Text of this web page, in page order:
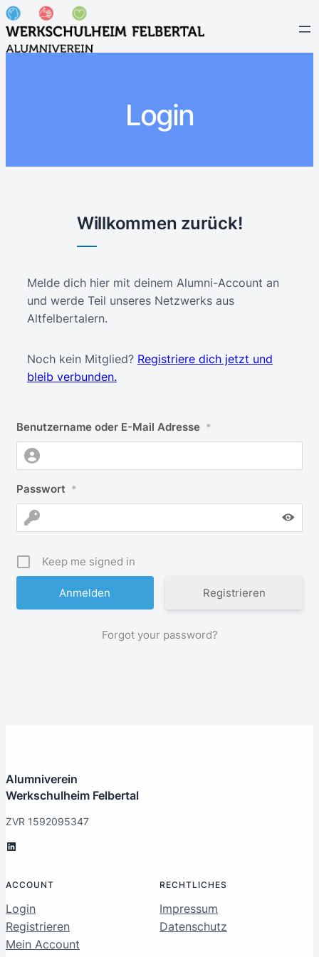
Login
Willkommen zurück!
Melde dich hier mit deinem Alumni-Account an
und werde Teil unseres Netzwerks aus
Altfelbertalern.
Noch kein Mitglied? Registriere dich jetzt und
bleib verbunden.
Benutzername oder E-Mail Adresse *
Passwort *
Keep me signed in
Registrieren
Forgot your password?
Alumniverein
Werkschulheim Felbertal
ZVR 1592095347
LinkedIn
ACCOUNT
Login
Registrieren
Mein Account
RECHTLICHES
Impressum
Datenschutz